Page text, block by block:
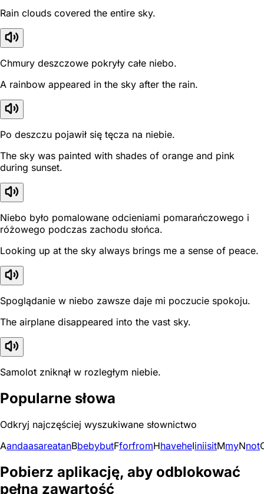
Rain clouds covered the entire sky.
Chmury deszczowe pokryły całe niebo.
A rainbow appeared in the sky after the rain.
Po deszczu pojawił się tęcza na niebie.
The sky was painted with shades of orange and pink
during sunset.
Niebo było pomalowane odcieniami pomarańczowego i
różowego podczas zachodu słońca.
Looking up at the sky always brings me a sense of peace.
Spoglądanie w niebo zawsze daje mi poczucie spokoju.
The airplane disappeared into the vast sky.
Samolot zniknął w rozległym niebie.
Popularne słowa
Odkryj najczęściej wyszukiwane słownictwo
AandaasareatanBbebybutFforfromHhaveheIiniisitMmyNnot
Pobierz aplikację, aby odblokować
pełną zawartość